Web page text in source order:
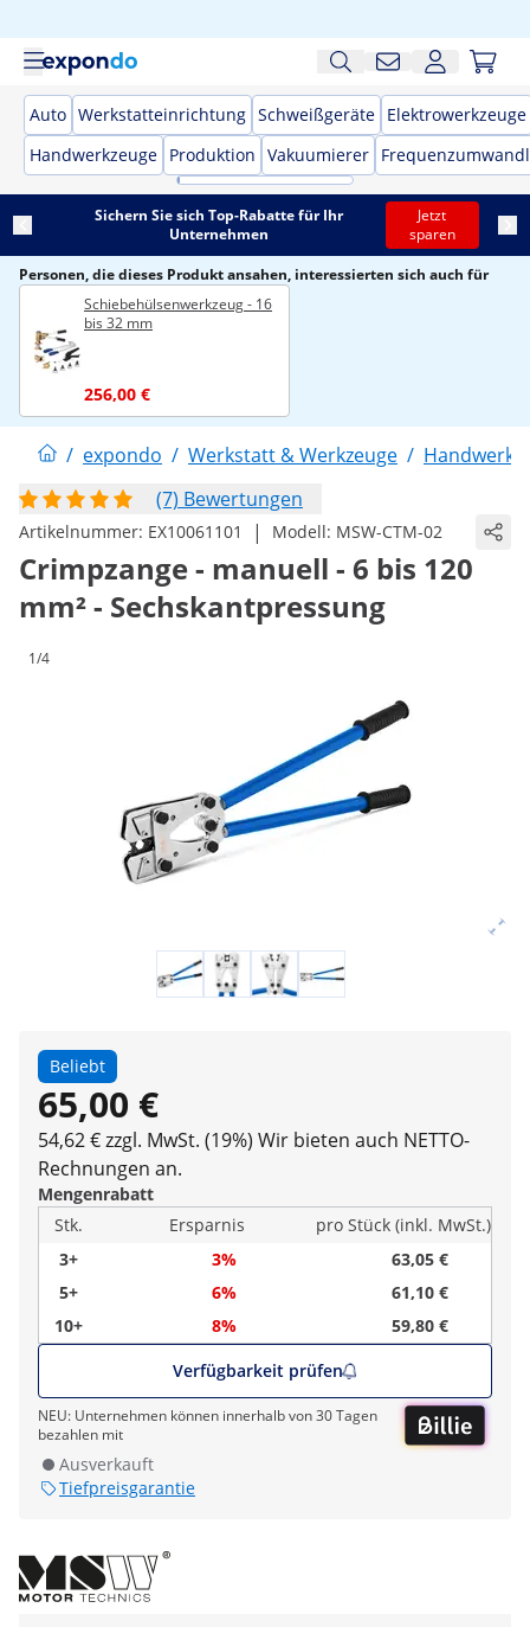
Auto Werkstatteinrichtung Schweißgeräte Elektrowerkzeuge
Handwerkzeuge Produktion Vakuumierer
Sichern Sie sich Top-Rabatte für Ihr
Unternehmen
Jetzt
sparen
Personen, die dieses Produkt ansahen, interessierten sich auch für
Schiebehülsenwerkzeug - 16
bis 32 mm
256,00 €
/ expondo / Werkstatt & Werkzeuge /
(7) Bewertungen
Artikelnummer: EX10061101 | Modell: MSW-CTM-02
Crimpzange - manuell - 6 bis 120
mm² - Sechskantpressung
1/4
Beliebt
65,00 €
54,62 € zzgl. MwSt. (19%) Wir bieten auch NETTO-
Rechnungen an.
Mengenrabatt
Stk.
Ersparnis
pro Stück (inkl. MwSt.)
3+
3%
63,05 €
5+
6%
61,10 €
10+
8%
59,80 €
Verfügbarkeit prüfen
NEU: Unternehmen können innerhalb von 30 Tagen
bezahlen mit
Ausverkauft
Tiefpreisgarantie